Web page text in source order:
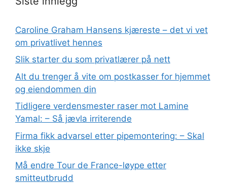
Caroline Graham Hansens kjæreste – det vi vet
om privatlivet hennes
Slik starter du som privatlærer på nett
Alt du trenger å vite om postkasser for hjemmet
og eiendommen din
Tidligere verdensmester raser mot Lamine
Yamal: – Så jævla irriterende
Firma fikk advarsel etter pipemontering: – Skal
ikke skje
Må endre Tour de France-løype etter
smitteutbrudd